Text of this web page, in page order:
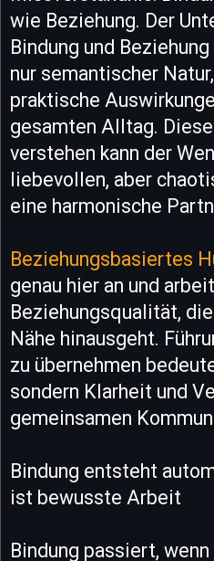
wie Beziehung. Der
Bindung und
nur semantischer
praktische
gesamten Alltag.
verstehen kann der
liebevollen, aber
eine harmonische
Beziehungsbasiertes
genau hier an und
Beziehungsqualität,
Nähe hinausgeht.
zu übernehmen
sondern Klarheit und
gemeinsamen
Bindung entsteht
ist bewusste Arbeit
Bindung passiert,